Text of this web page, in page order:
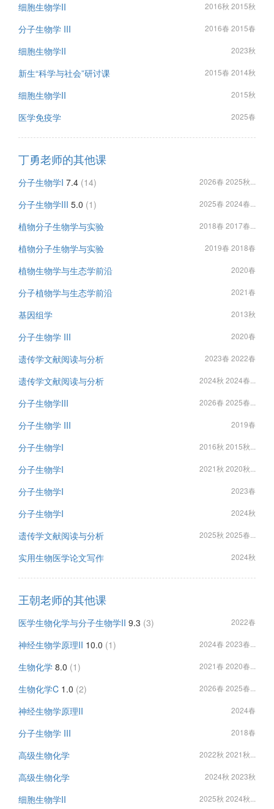
细胞生物学II 2016秋 2015秋
分子生物学 III 2016春 2015春
细胞生物学II 2023秋
新生“科学与社会”研讨课 2015春 2014秋
细胞生物学II 2015秋
医学免疫学 2025春
丁勇老师的其他课
分子生物学I 7.4 (14) 2026春 2025秋...
分子生物学III 5.0 (1) 2025春 2024春...
植物分子生物学与实验 2018春 2017春...
植物分子生物学与实验 2019春 2018春
植物生物学与生态学前沿 2020春
分子植物学与生态学前沿 2021春
基因组学 2013秋
分子生物学 III 2020春
遗传学文献阅读与分析 2023春 2022春
遗传学文献阅读与分析 2024秋 2024春...
分子生物学III 2026春 2025春...
分子生物学 III 2019春
分子生物学I 2016秋 2015秋...
分子生物学I 2021秋 2020秋...
分子生物学I 2023春
分子生物学I 2024秋
遗传学文献阅读与分析 2025秋 2025春...
实用生物医学论文写作 2024秋
王朝老师的其他课
医学生物化学与分子生物学II 9.3 (3) 2022春
神经生物学原理II 10.0 (1) 2024春 2023春...
生物化学 8.0 (1) 2021春 2020春...
生物化学C 1.0 (2) 2026春 2025春...
神经生物学原理II 2024春
分子生物学 III 2018春
高级生物化学 2022秋 2021秋...
高级生物化学 2024秋 2023秋
细胞生物学II 2025秋 2024秋...